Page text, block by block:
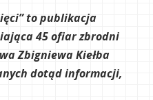
to publikacja
45 ofiar zbrodni
Zbigniewa Kiełba
dotąd informacji,